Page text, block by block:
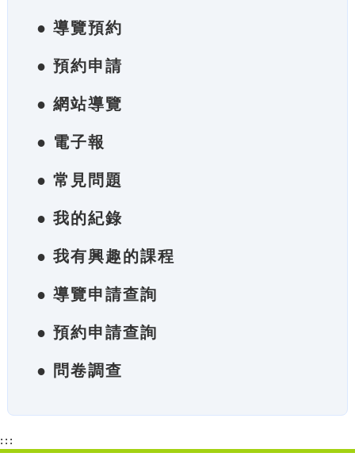
● 導覽預約
● 預約申請
● 網站導覽
● 電子報
● 常見問題
● 我的紀錄
● 我有興趣的課程
● 導覽申請查詢
● 預約申請查詢
● 問卷調查
:::